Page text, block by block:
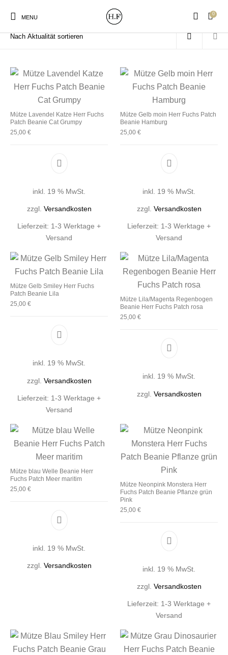
MENU
0
New Products On Sale! Geschirrtücher
Poster&Notizbücher
für den Kopf
Start / Produkt-Versandklassen Beanie
Mütze Lavendel Katze Herr Fuchs
Patch Beanie Cat Grumpy
25,00 €
inkl. 19 % MwSt.
zzgl. Versandkosten
Lieferzeit: 1-3 Werktage +
Versand
Mütze Gelb moin Herr Fuchs Patch
Beanie Hamburg
25,00 €
inkl. 19 % MwSt.
zzgl. Versandkosten
Lieferzeit: 1-3 Werktage +
Versand
Mütze Gelb Smiley Herr Fuchs
Patch Beanie Lila
25,00 €
inkl. 19 % MwSt.
zzgl. Versandkosten
Lieferzeit: 1-3 Werktage +
Versand
Mütze Lila/Magenta Regenbogen
Beanie Herr Fuchs Patch rosa
25,00 €
inkl. 19 % MwSt.
zzgl. Versandkosten
Mütze blau Welle Beanie Herr
Fuchs Patch Meer maritim
25,00 €
inkl. 19 % MwSt.
zzgl. Versandkosten
Mütze Neonpink Monstera Herr
Fuchs Patch Beanie Pflanze grün
Pink
25,00 €
inkl. 19 % MwSt.
zzgl. Versandkosten
Lieferzeit: 1-3 Werktage +
Versand